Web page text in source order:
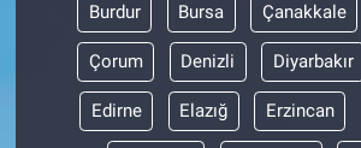
Burdur Bursa Çanakkale
Çorum Denizli Diyarbakır
Edirne Elazığ Erzincan